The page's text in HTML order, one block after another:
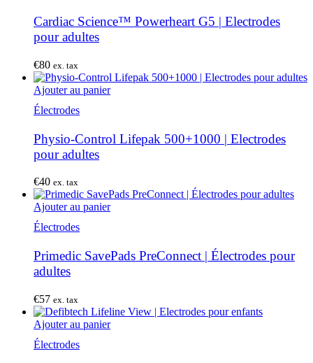
Cardiac Science™ Powerheart G5 | Electrodes
pour adultes
€80 ex. tax
Ajouter au panier
Électrodes
Physio-Control Lifepak 500+1000 | Electrodes
pour adultes
€40 ex. tax
Ajouter au panier
Électrodes
Primedic SavePads PreConnect | Électrodes pour
adultes
€57 ex. tax
Ajouter au panier
Électrodes